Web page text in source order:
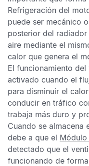
Refrigeración del
puede ser mecánico
posterior del
aire mediante el
calor que genera el
El funcionamiento
activado cuando el
para disminuir el
conducir en tráfico
trabaja más duro y
Cuando se almacena
debe a que el
detectado que el
funcionando de